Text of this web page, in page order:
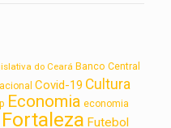
do Ceará Banco Central
Covid-19 Cultura
Economia economia
Fortaleza Futebol